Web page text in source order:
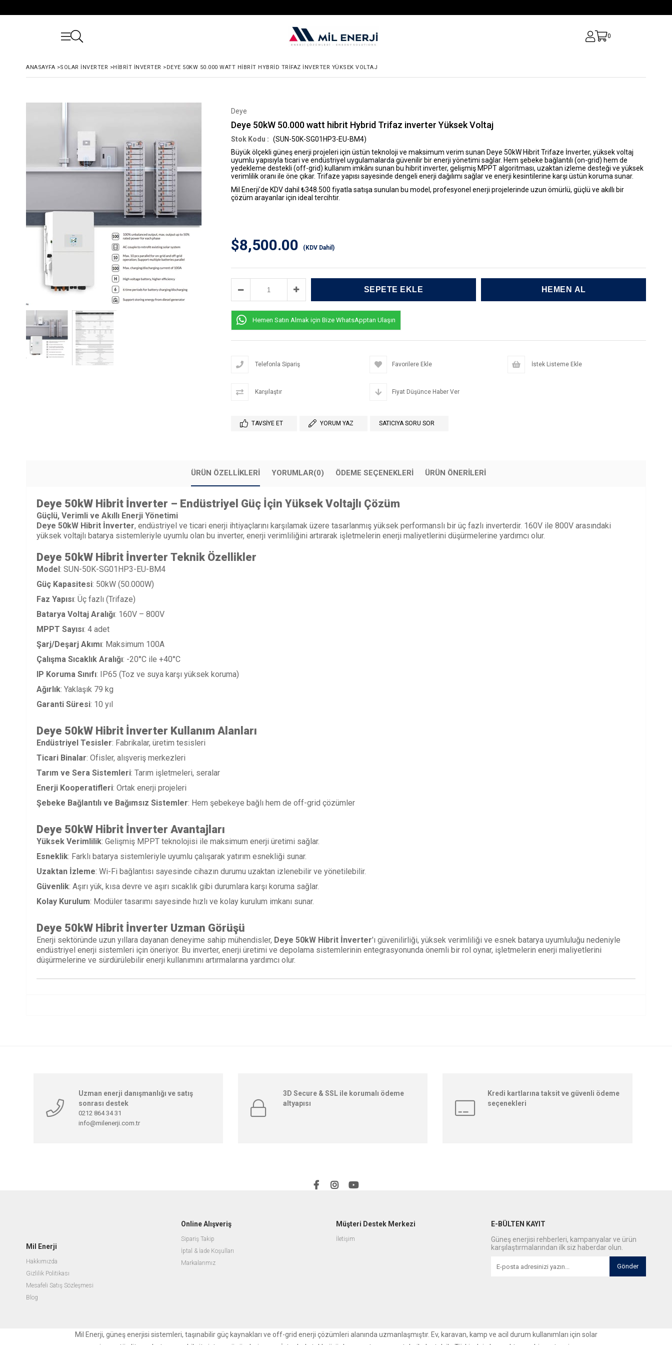
0
ANASAYFA >SOLAR İNVERTER >HIBRIT İNVERTER >DEYE 50KW 50.000 WATT HIBRIT HYBRID TRIFAZ INVERTER YÜKSEK VOLTAJ
Deye
Deye 50kW 50.000 watt hibrit Hybrid Trifaz inverter Yüksek Voltaj
(SUN-50K-SG01HP3-EU-BM4)
Büyük ölçekli güneş enerji projeleri için üstün teknoloji ve maksimum verim sunan Deye 50kW Hibrit Trifaze İnverter, yüksek voltaj
uyumlu yapısıyla ticari ve endüstriyel uygulamalarda güvenilir bir enerji yönetimi sağlar. Hem şebeke bağlantılı (on-grid) hem de
yedekleme destekli (off-grid) kullanım imkânı sunan bu hibrit inverter, gelişmiş MPPT algoritması, uzaktan izleme desteği ve yüksek
verimlilik oranı ile öne çıkar. Trifaze yapısı sayesinde dengeli enerji dağılımı sağlar ve enerji kesintilerine karşı üstün koruma sunar.
Mil Enerji’de KDV dahil ₺348.500 fiyatla satışa sunulan bu model, profesyonel enerji projelerinde uzun ömürlü, güçlü ve akıllı bir
çözüm arayanlar için ideal tercihtir.
$8,500.00 (KDV Dahil)
Hemen Satın Almak için Bize WhatsApptan Ulaşın
Telefonla Sipariş Favorilere Ekle İstek Listeme Ekle
Karşılaştır Fiyat Düşünce Haber Ver
TAVSIYE ET YORUM YAZ SATICIYA SORU SOR
ÜRÜN ÖZELLIKLERI YORUMLAR(0) ÖDEME SEÇENEKLERI ÜRÜN ÖNERILERI
Deye 50kW Hibrit İnverter – Endüstriyel Güç İçin Yüksek Voltajlı Çözüm
Güçlü, Verimli ve Akıllı Enerji Yönetimi
Deye 50kW Hibrit İnverter, endüstriyel ve ticari enerji ihtiyaçlarını karşılamak üzere tasarlanmış yüksek performanslı bir üç fazlı inverterdir. 160V ile 800V arasındaki
yüksek voltajlı batarya sistemleriyle uyumlu olan bu inverter, enerji verimliliğini artırarak işletmelerin enerji maliyetlerini düşürmelerine yardımcı olur.
Deye 50kW Hibrit İnverter Teknik Özellikler
Model: SUN-50K-SG01HP3-EU-BM4
Güç Kapasitesi: 50kW (50.000W)
Faz Yapısı: Üç fazlı (Trifaze)
Batarya Voltaj Aralığı: 160V – 800V
MPPT Sayısı: 4 adet
Şarj/Deşarj Akımı: Maksimum 100A
Çalışma Sıcaklık Aralığı: -20°C ile +40°C
IP Koruma Sınıfı: IP65 (Toz ve suya karşı yüksek koruma)
Ağırlık: Yaklaşık 79 kg
Garanti Süresi: 10 yıl
Deye 50kW Hibrit İnverter Kullanım Alanları
Endüstriyel Tesisler: Fabrikalar, üretim tesisleri
Ticari Binalar: Ofisler, alışveriş merkezleri
Tarım ve Sera Sistemleri: Tarım işletmeleri, seralar
Enerji Kooperatifleri: Ortak enerji projeleri
Şebeke Bağlantılı ve Bağımsız Sistemler: Hem şebekeye bağlı hem de off-grid çözümler
Deye 50kW Hibrit İnverter Avantajları
Yüksek Verimlilik: Gelişmiş MPPT teknolojisi ile maksimum enerji üretimi sağlar.
Esneklik: Farklı batarya sistemleriyle uyumlu çalışarak yatırım esnekliği sunar.
Uzaktan İzleme: Wi-Fi bağlantısı sayesinde cihazın durumu uzaktan izlenebilir ve yönetilebilir.
Güvenlik: Aşırı yük, kısa devre ve aşırı sıcaklık gibi durumlara karşı koruma sağlar.
Kolay Kurulum: Modüler tasarımı sayesinde hızlı ve kolay kurulum imkanı sunar.
Deye 50kW Hibrit İnverter Uzman Görüşü
Enerji sektöründe uzun yıllara dayanan deneyime sahip mühendisler, Deye 50kW Hibrit İnverter'ı güvenilirliği, yüksek verimliliği ve esnek batarya uyumluluğu nedeniyle
endüstriyel enerji sistemleri için öneriyor. Bu inverter, enerji üretimi ve depolama sistemlerinin entegrasyonunda önemli bir rol oynar, işletmelerin enerji maliyetlerini
düşürmelerine ve sürdürülebilir enerji kullanımını artırmalarına yardımcı olur.
Uzman enerji danışmanlığı ve satış
sonrası destek
0212 864 34 31
info@milenerji.com.tr
3D Secure & SSL ile korumalı ödeme
altyapısı
Kredi kartlarına taksit ve güvenli ödeme
seçenekleri
Mil Enerji
Hakkımızda
Gizlilik Politikası
Mesafeli Satış Sözleşmesi
Blog
Online Alışveriş
Sipariş Takip
İptal & İade Koşulları
Markalarımız
Müşteri Destek Merkezi
İletişim
E-BÜLTEN KAYIT
Güneş enerjisi rehberleri, kampanyalar ve ürün
karşılaştırmalarından ilk siz haberdar olun.
Gönder
Mil Enerji, güneş enerjisi sistemleri, taşınabilir güç kaynakları ve off-grid enerji çözümleri alanında uzmanlaşmıştır. Ev, karavan, kamp ve acil durum kullanımları için solar